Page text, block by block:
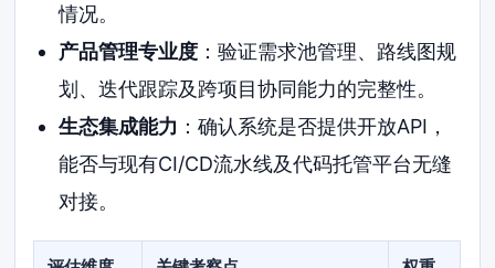
情况。
产品管理专业度：验证需求池管理、路线图规
划、迭代跟踪及跨项目协同能力的完整性。
生态集成能力 ：确认系统是否提供开放API，
能否与现有CI/CD流水线及代码托管平台无缝
对接。